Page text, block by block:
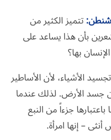
:تتميز الكثير من
بأن هذا يساعد على
بها؟
الأشياء، لأن الأساطير
جسد الأرض. لذلك عندما
جزءاً من النبع
– إنها امرأة.